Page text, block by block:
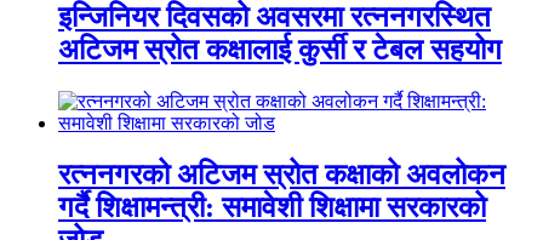
इन्जिनियर दिवसको अवसरमा रत्ननगरस्थित
अटिजम स्रोत कक्षालाई कुर्सी र टेबल सहयोग
रत्ननगरको अटिजम स्रोत कक्षाको अवलोकन
गर्दै शिक्षामन्त्री: समावेशी शिक्षामा सरकारको